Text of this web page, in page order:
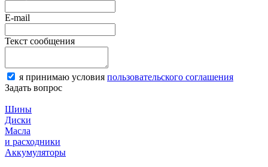
E-mail
Текст сообщения
я принимаю условия пользовательского соглашения
Задать вопрос
Шины
Диски
Масла
и расходники
Аккумуляторы